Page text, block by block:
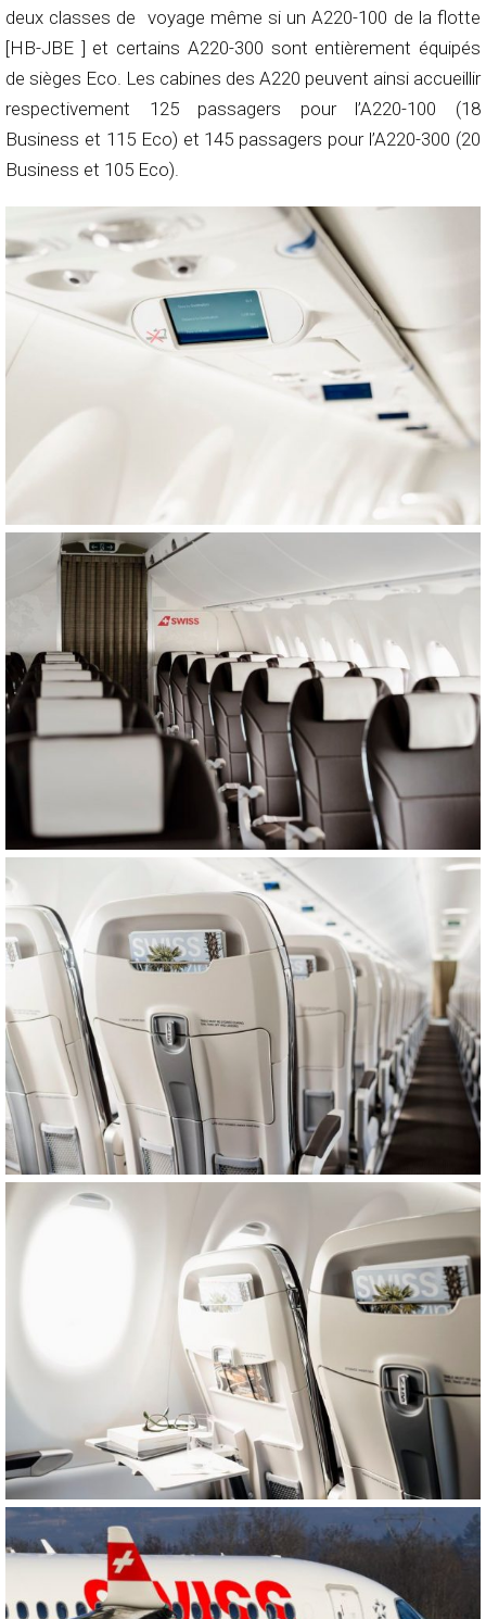
deux classes de voyage même si un A220-100 de la flotte
[HB-JBE ] et certains A220-300 sont entièrement équipés
de sièges Eco. Les cabines des A220 peuvent ainsi accueillir
respectivement 125 passagers pour l’A220-100 (18
Business et 115 Eco) et 145 passagers pour l’A220-300 (20
Business et 105 Eco).